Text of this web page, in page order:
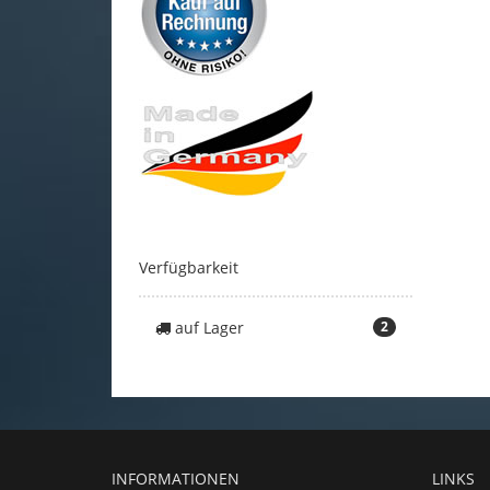
Verfügbarkeit
2
auf Lager
INFORMATIONEN LINKS